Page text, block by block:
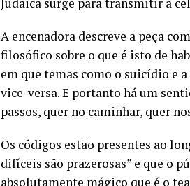
A encenadora descreve a peça
filosófico sobre o que é isto de
em que temas como o suicídio e
vice-versa. E portanto há um
passos, quer no caminhar, quer
Os códigos estão presentes ao
difíceis são prazerosas” e que o
absolutamente mágico que é o